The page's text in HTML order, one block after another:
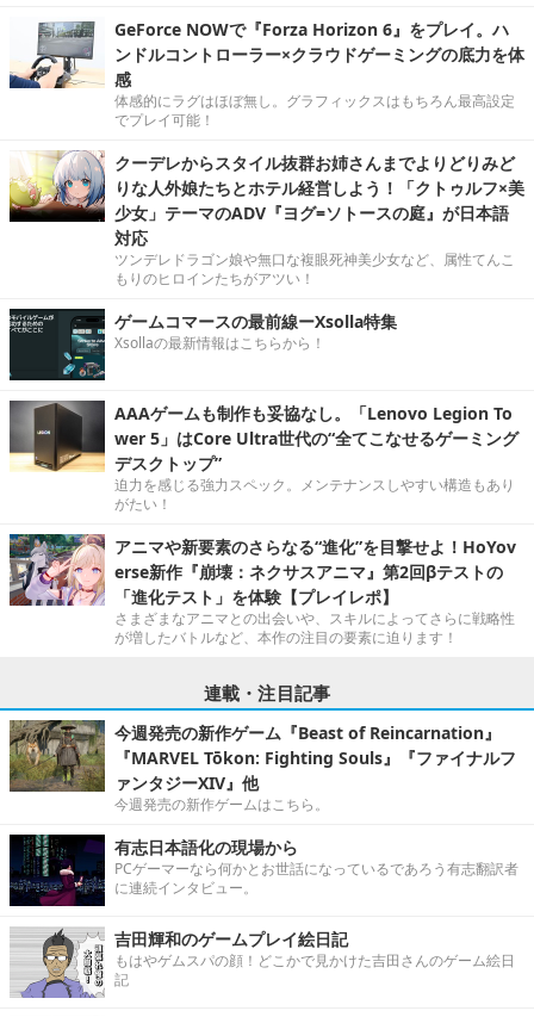
GeForce NOWで『Forza Horizon 6』をプレイ。ハ
ンドルコントローラー×クラウドゲーミングの底力を体
感
体感的にラグはほぼ無し。グラフィックスはもちろん最高設定
でプレイ可能！
クーデレからスタイル抜群お姉さんまでよりどりみど
りな人外娘たちとホテル経営しよう！「クトゥルフ×美
少女」テーマのADV『ヨグ=ソトースの庭』が日本語
対応
ツンデレドラゴン娘や無口な複眼死神美少女など、属性てんこ
もりのヒロインたちがアツい！
ゲームコマースの最前線ーXsolla特集
Xsollaの最新情報はこちらから！
AAAゲームも制作も妥協なし。「Lenovo Legion To
wer 5」はCore Ultra世代の“全てこなせるゲーミング
デスクトップ”
迫力を感じる強力スペック。メンテナンスしやすい構造もあり
がたい！
アニマや新要素のさらなる“進化”を目撃せよ！HoYov
erse新作『崩壊：ネクサスアニマ』第2回βテストの
「進化テスト」を体験【プレイレポ】
さまざまなアニマとの出会いや、スキルによってさらに戦略性
が増したバトルなど、本作の注目の要素に迫ります！
連載・注目記事
今週発売の新作ゲーム『Beast of Reincarnation』
『MARVEL Tōkon: Fighting Souls』『ファイナルフ
ァンタジーXIV』他
今週発売の新作ゲームはこちら。
有志日本語化の現場から
PCゲーマーなら何かとお世話になっているであろう有志翻訳者
に連続インタビュー。
吉田輝和のゲームプレイ絵日記
もはやゲムスパの顔！どこかで見かけた吉田さんのゲーム絵日
記